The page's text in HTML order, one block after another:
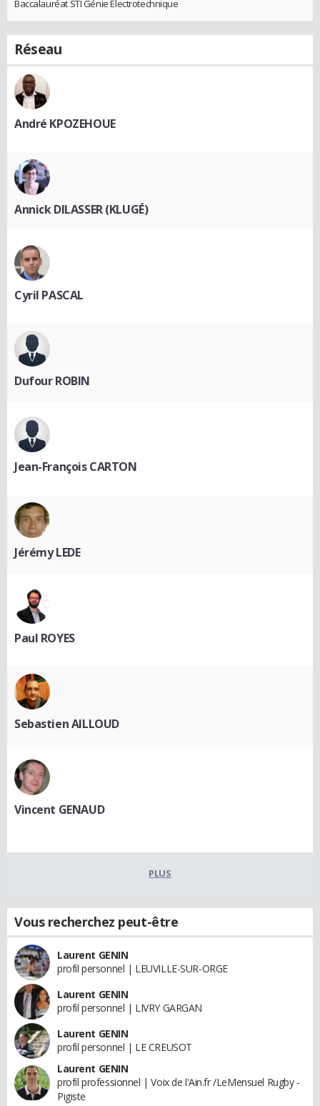
Baccalauréat STI Génie Electrotechnique
Réseau
André KPOZEHOUE
Annick DILASSER (KLUGÉ)
Cyril PASCAL
Dufour ROBIN
Jean-François CARTON
Jérémy LEDE
Paul ROYES
Sebastien AILLOUD
Vincent GENAUD
PLUS
Vous recherchez peut-être
Laurent GENIN
profil personnel | LEUVILLE-SUR-ORGE
Laurent GENIN
profil personnel | LIVRY GARGAN
Laurent GENIN
profil personnel | LE CREUSOT
Laurent GENIN
profil professionnel | Voix de l'Ain.fr /LeMensuel Rugby -
Pigiste